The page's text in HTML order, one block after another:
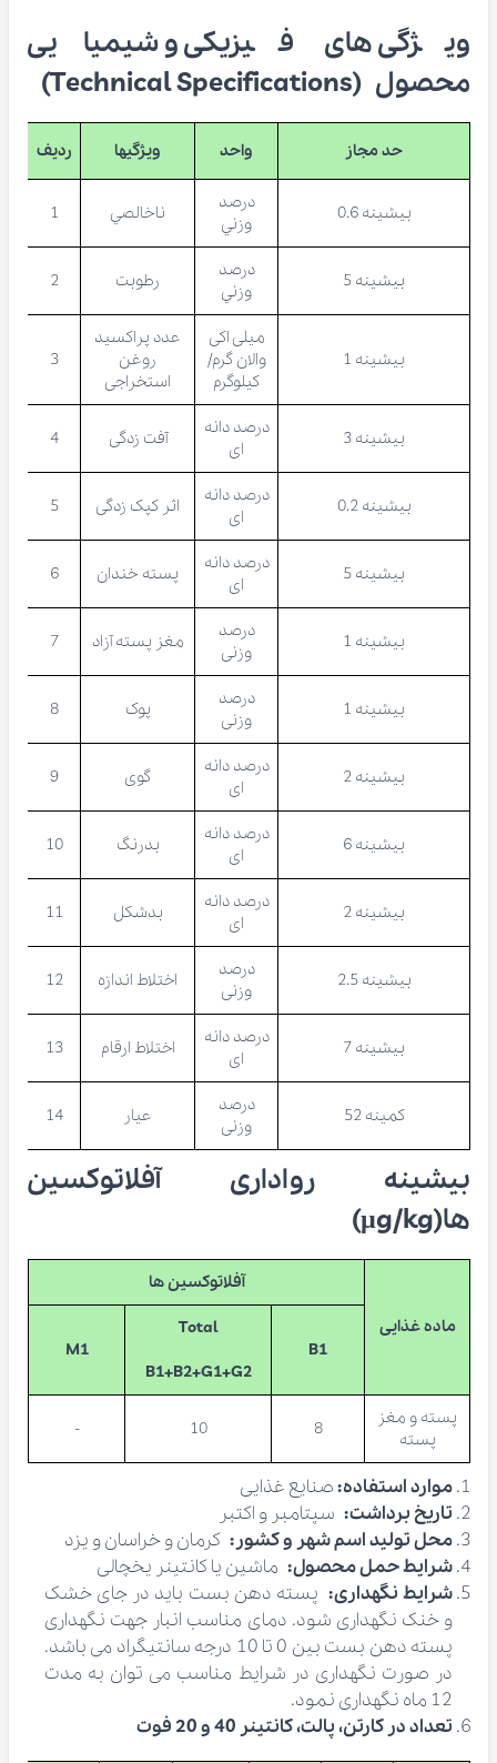
ویژگی های فیزیکی و شیمیایی
محصول (Technical Specifications)
حد مجاز واحد ویژگیها ردیف
بیشینه 0.6
درصد
وزني
ناخالصي 1
بیشینه 5
درصد
وزني
رطوبت 2
بیشینه 1
میلی اکی
والان گرم/
کیلوگرم
عدد پراکسید
روغن
استخراجی
3
بیشینه 3
درصد دانه
ای
آفت زدگی 4
بیشینه 0.2
درصد دانه
ای
اثر کپک زدگی 5
بیشینه 5
درصد دانه
ای
پسته خندان 6
بیشینه 1
درصد
وزنی
مغز پسته آزاد 7
بیشینه 1
درصد
وزنی
پوک 8
بیشینه 2
درصد دانه
ای
گوی 9
بیشینه 6
درصد دانه
ای
بدرنگ 10
بیشینه 2
درصد دانه
ای
بدشکل 11
بیشینه 2.5
درصد
وزنی
اختلاط اندازه 12
بیشینه 7
درصد دانه
ای
اختلاط ارقام 13
کمینه 52
درصد
وزنی
عیار 14
بیشینه رواداری آفلاتوکسین
ها(µg/kg)
ماده غذایی
آفلاتوکسین ها
B1
Total
B1+B2+G1+G2
M1
پسته و مغز
پسته
8
10
-
موارد استفاده:صنایع غذایی
تاریخ برداشت: سپتامبر و اکتبر
محل تولید اسم شهر و کشور: کرمان و خراسان و یزد
شرایط حمل محصول: ماشین یا کانتینر یخچالی
شرایط نگهداری: پسته دهن بست باید در جای خشک
و خنک نگهداری شود. دمای مناسب انبار جهت نگهداری
پسته دهن بست بین 0 تا 10 درجه سانتیگراد می باشد.
در صورت نگهداری در شرایط مناسب می توان به مدت
12 ماه نگهداری نمود.
تعداد در کارتن، پالت، کانتینر 40 و 20 فوت